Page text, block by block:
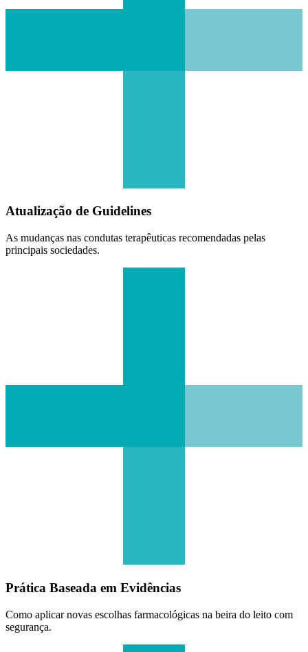
Atualização de Guidelines
As mudanças nas condutas terapêuticas recomendadas pelas
principais sociedades.
Prática Baseada em Evidências
Como aplicar novas escolhas farmacológicas na beira do leito com
segurança.